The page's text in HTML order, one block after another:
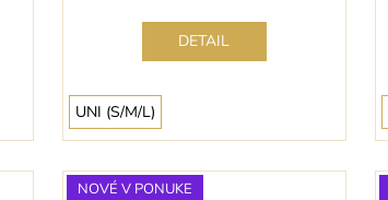
DETAIL
UNI (S/M/L)
NOVÉ V PONUKE